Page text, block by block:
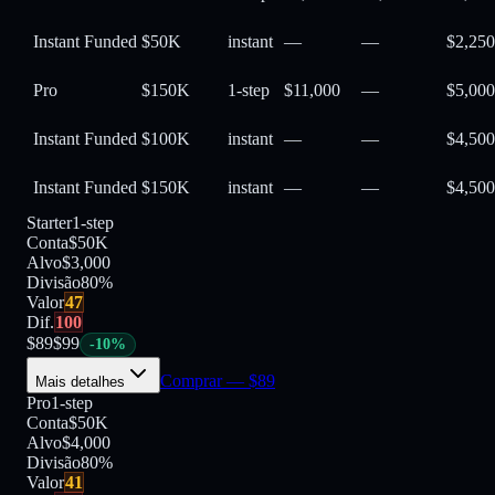
Instant Funded $50K instant — — $2,250
Pro $150K 1-step $11,000 — $5,000
Instant Funded $100K instant — — $4,500
Instant Funded $150K instant — —
$4,500
Starter1-step
Conta$50K
Alvo$3,000
Divisão80%
Valor47
Dif.100
$89$99 -10%
Mais detalhes Comprar— $89
Pro1-step
Conta$50K
Alvo$4,000
Divisão80%
Valor41